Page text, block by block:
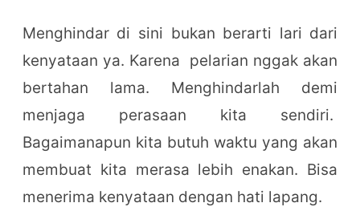
Menghindar di sini bukan berarti lari dari
kenyataan ya. Karena pelarian nggak akan
bertahan lama. Menghindarlah demi
menjaga perasaan kita sendiri.
Bagaimanapun kita butuh waktu yang akan
membuat kita merasa lebih enakan. Bisa
menerima kenyataan dengan hati lapang.